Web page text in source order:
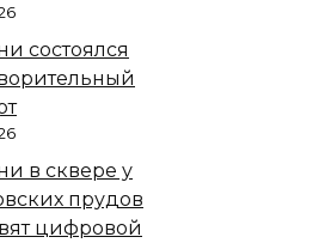
состоялся
в сквере у
прудов
цифровой